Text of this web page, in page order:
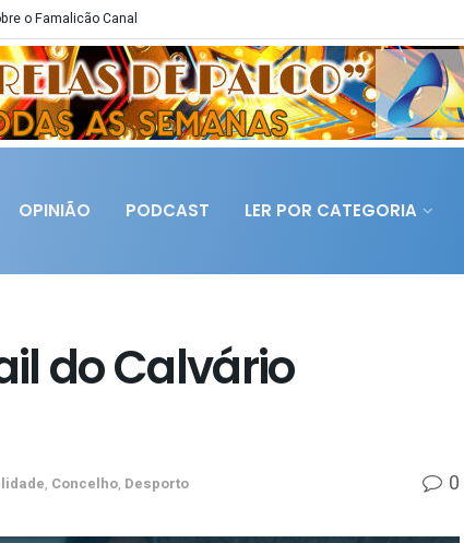
o Famalicão Canal
OPINIÃO PODCAST LER POR CATEGORIA
do Calvário
, Concelho, Desporto 0